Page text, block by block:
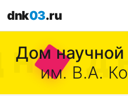
dnk03.ru
Дом научной
им. В.А.